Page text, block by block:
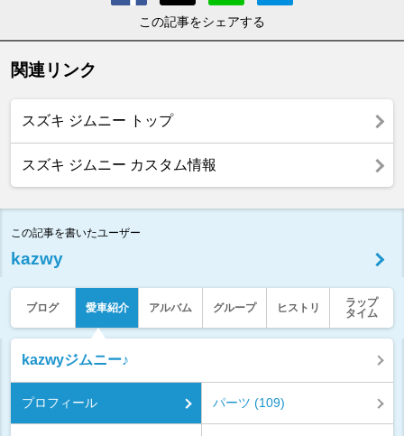
この記事をシェアする
関連リンク
スズキ ジムニー トップ
スズキ ジムニー カスタム情報
この記事を書いたユーザー
kazwy
ブログ 愛車紹介 アルバム グループ ヒストリ
ラップ
タイム
kazwyジムニー♪
プロフィール パーツ (109)